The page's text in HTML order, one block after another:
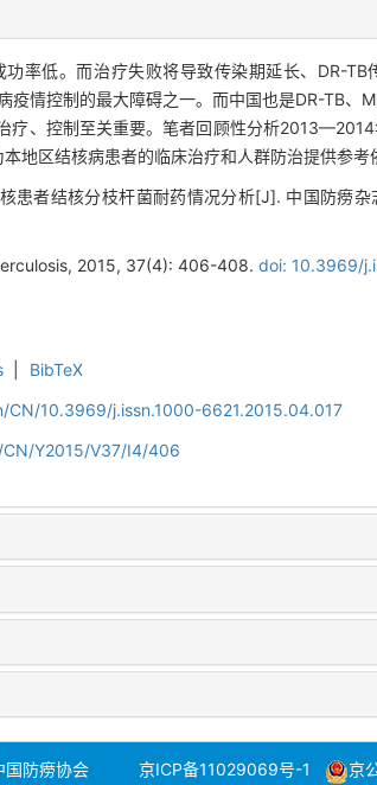
率低。而治疗失败将导致传染期延长、DR-
情控制的最大障碍之一。而中国也是DR-TB、
疗、控制至关重要。笔者回顾性分析
地区结核病患者的临床治疗和人群防治提供参考
患者结核分枝杆菌耐药情况分析[J]. 中国防痨
2015, 37(4): 406-408. doi: 10.3969/
BibTeX
10.3969/j.issn.1000-6621.2015.04.017
Y2015/V37/I4/406
中国防痨协会 京ICP备11029069号-1 京